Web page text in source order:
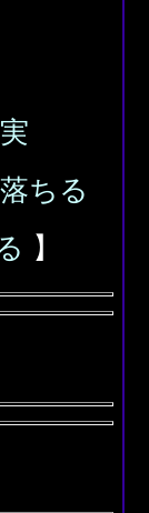
ちる
】